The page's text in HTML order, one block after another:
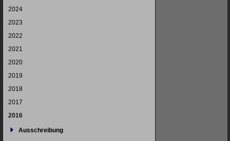
2024
2023
2022
2021
2020
2019
2018
2017
2016
Ausschreibung